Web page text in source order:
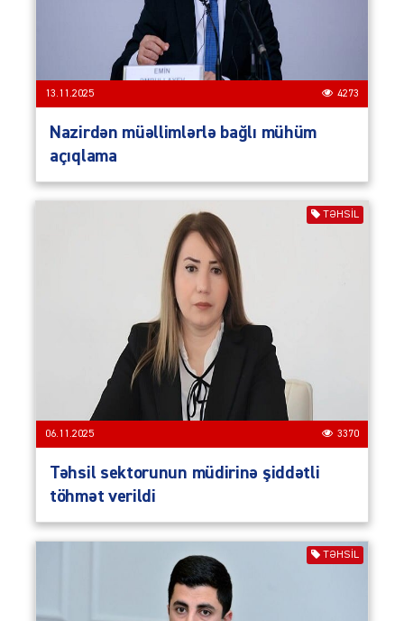
13.11.2025 4273
Nazirdən müəllimlərlə bağlı mühüm
açıqlama
TƏHSIL
06.11.2025 3370
Təhsil sektorunun müdirinə şiddətli
töhmət verildi
TƏHSIL